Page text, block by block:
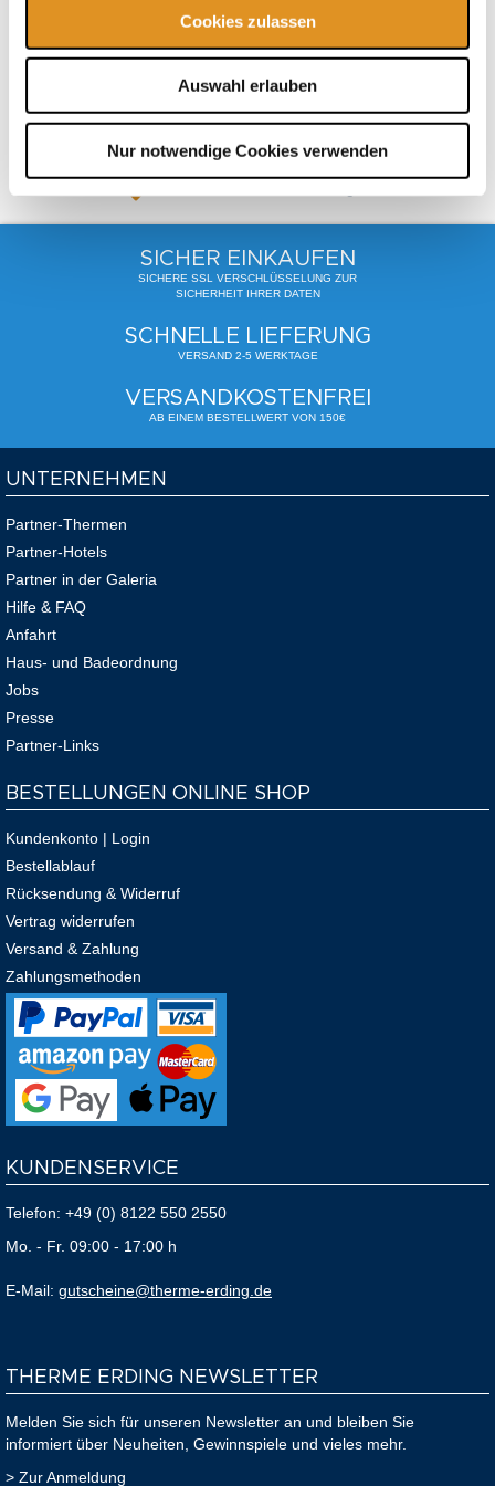
Cookies zulassen
Auswahl erlauben
Nur notwendige Cookies verwenden
inkl. USt.,exkl.Versandkosten
In den Warenkorb
SICHER EINKAUFEN
SICHERE SSL VERSCHLÜSSELUNG ZUR
SICHERHEIT IHRER DATEN
SCHNELLE LIEFERUNG
VERSAND 2-5 WERKTAGE
VERSANDKOSTENFREI
AB EINEM BESTELLWERT VON 150€
UNTERNEHMEN
Partner-Thermen
Partner-Hotels
Partner in der Galeria
Hilfe & FAQ
Anfahrt
Haus- und Badeordnung
Jobs
Presse
Partner-Links
BESTELLUNGEN ONLINE SHOP
Kundenkonto | Login
Bestellablauf
Rücksendung & Widerruf
Vertrag widerrufen
Versand & Zahlung
Zahlungsmethoden
KUNDENSERVICE
Telefon: +49 (0) 8122 550 2550
Mo. - Fr. 09:00 - 17:00 h
E-Mail: gutscheine@therme-erding.de
THERME ERDING NEWSLETTER
Melden Sie sich für unseren Newsletter an und bleiben Sie
informiert über Neuheiten, Gewinnspiele und vieles mehr.
> Zur Anmeldung